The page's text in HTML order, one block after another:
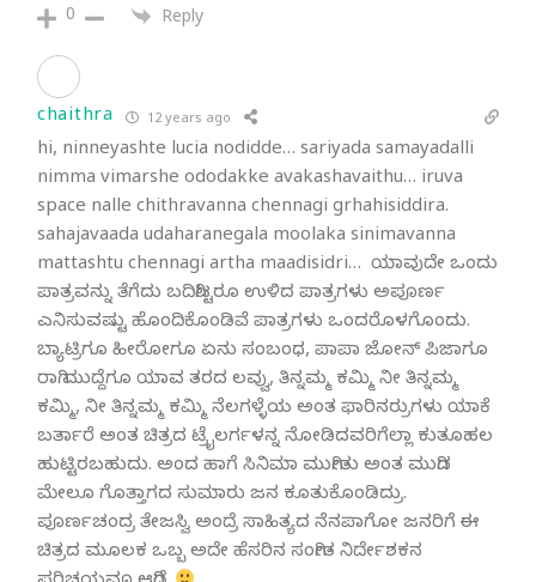
0 Reply
chaithra 12 years ago
hi, ninneyashte lucia nodidde… sariyada samayadalli
nimma vimarshe ododakke avakashavaithu… iruva
space nalle chithravanna chennagi grhahisiddira.
sahajavaada udaharanegala moolaka sinimavanna
mattashtu chennagi artha maadisidri… ಯಾವುದೇ ಒಂದು
ಪಾತ್ರವನ್ನು ತೆಗೆದು ಬದಿಗಿಟ್ಟರೂ ಉಳಿದ ಪಾತ್ರಗಳು ಅಪೂರ್ಣ
ಎನಿಸುವಷ್ಟು ಹೊಂದಿಕೊಂಡಿವೆ ಪಾತ್ರಗಳು ಒಂದರೊಳಗೊಂದು.
ಬ್ಯಾಟ್ರಿಗೂ ಹೀರೋಗೂ ಏನು ಸಂಬಂಧ, ಪಾಪಾ ಜೋನ್ ಪಿಜಾಗೂ
ರಾಗಿ ಮುದ್ದೆಗೂ ಯಾವ ತರದ ಲವ್ವು, ತಿನ್ನಮ್ಮ ಕಮ್ಮಿ ನೀ ತಿನ್ನಮ್ಮ
ಕಮ್ಮಿ, ನೀ ತಿನ್ನಮ್ಮ ಕಮ್ಮಿ ನೆಲಗಳ್ಳೆಯ ಅಂತ ಫಾರಿನರ್ರುಗಳು ಯಾಕೆ
ಬರ್ತಾರೆ ಅಂತ ಚಿತ್ರದ ಟ್ರೈಲರ್ಗಳನ್ನ ನೋಡಿದವರಿಗೆಲ್ಲಾ ಕುತೂಹಲ
ಹುಟ್ಟಿರಬಹುದು. ಅಂದ ಹಾಗೆ ಸಿನಿಮಾ ಮುಗೀತು ಅಂತ ಮುಗಿದ
ಮೇಲೂ ಗೊತ್ತಾಗದ ಸುಮಾರು ಜನ ಕೂತುಕೊಂಡಿದ್ರು.
ಪೂರ್ಣಚಂದ್ರ ತೇಜಸ್ವಿ ಅಂದ್ರೆ ಸಾಹಿತ್ಯದ ನೆನಪಾಗೋ ಜನರಿಗೆ ಈ
ಚಿತ್ರದ ಮೂಲಕ ಒಬ್ಬ ಅದೇ ಹೆಸರಿನ ಸಂಗೀತ ನಿರ್ದೇಶಕನ